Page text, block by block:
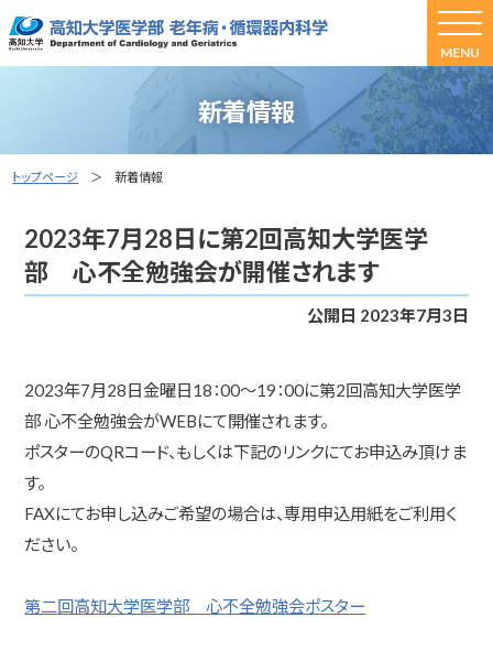
MENU
新着情報
トップページ ＞ 新着情報
2023年7月28日に第2回高知大学医学
部 心不全勉強会が開催されます
公開日 2023年7月3日
2023年7月28日金曜日18：00～19：00に第2回高知大学医学
部 心不全勉強会がWEBにて開催されます。
ポスターのQRコード、もしくは下記のリンクにてお申込み頂けま
す。
FAXにてお申し込みご希望の場合は、専用申込用紙をご利用く
ださい。
第二回高知大学医学部 心不全勉強会ポスター